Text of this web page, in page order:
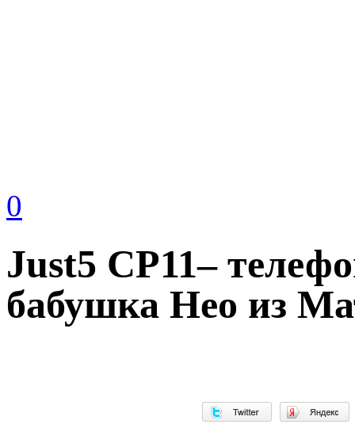
0
Just5 CP11–
бабушка Нео из